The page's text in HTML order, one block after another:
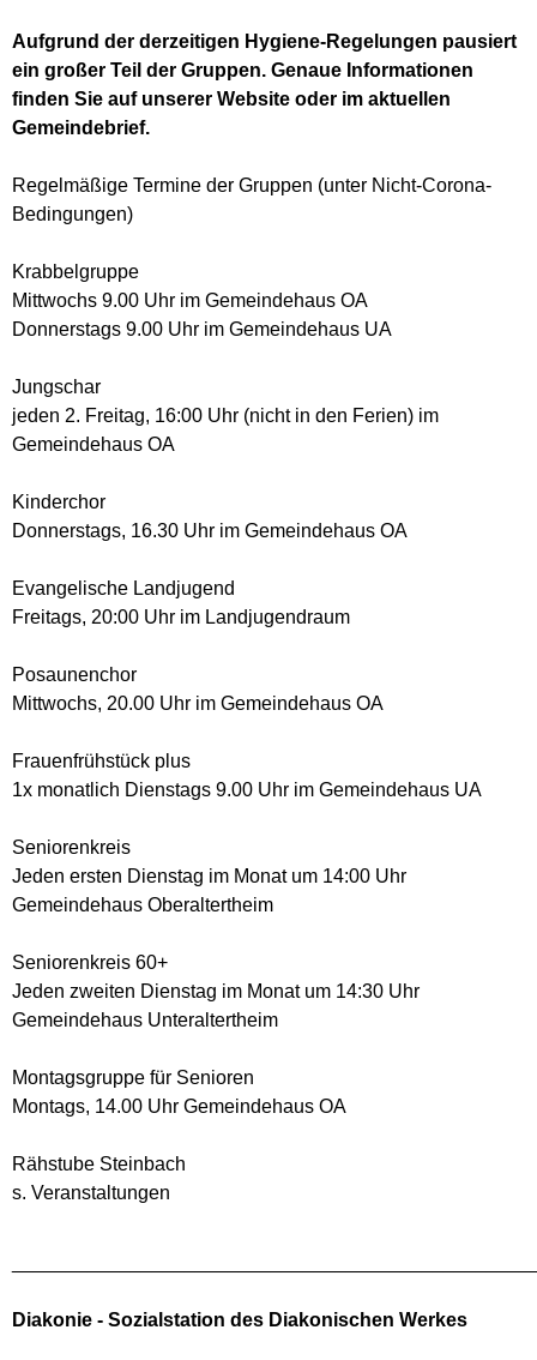
Aufgrund der derzeitigen Hygiene-Regelungen pausiert
ein großer Teil der Gruppen. Genaue Informationen
finden Sie auf unserer Website oder im aktuellen
Gemeindebrief.
Regelmäßige Termine der Gruppen (unter Nicht-Corona-
Bedingungen)
Krabbelgruppe
Mittwochs 9.00 Uhr im Gemeindehaus OA
Donnerstags 9.00 Uhr im Gemeindehaus UA
Jungschar
jeden 2. Freitag, 16:00 Uhr (nicht in den Ferien) im
Gemeindehaus OA
Kinderchor
Donnerstags, 16.30 Uhr im Gemeindehaus OA
Evangelische Landjugend
Freitags, 20:00 Uhr im Landjugendraum
Posaunenchor
Mittwochs, 20.00 Uhr im Gemeindehaus OA
Frauenfrühstück plus
1x monatlich Dienstags 9.00 Uhr im Gemeindehaus UA
Seniorenkreis
Jeden ersten Dienstag im Monat um 14:00 Uhr
Gemeindehaus Oberaltertheim
Seniorenkreis 60+
Jeden zweiten Dienstag im Monat um 14:30 Uhr
Gemeindehaus Unteraltertheim
Montagsgruppe für Senioren
Montags, 14.00 Uhr Gemeindehaus OA
Rähstube Steinbach
s. Veranstaltungen
Diakonie - Sozialstation des Diakonischen Werkes